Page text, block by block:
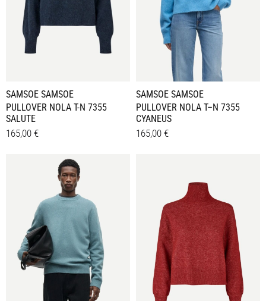
können
auf
der
Produktseite
können
auf
der
Produktseite
gewählt
werden
SAMSOE SAMSOE
PULLOVER NOLA T-N 7355
SALUTE
165,00 €
Produkt
mehrere
Varianten
auf.
Die
Optionen
können
auf
SAMSOE SAMSOE
PULLOVER NOLA T–N 7355
CYANEUS
165,00 €
mehrere
Varianten
auf.
Die
Optionen
können
auf
der